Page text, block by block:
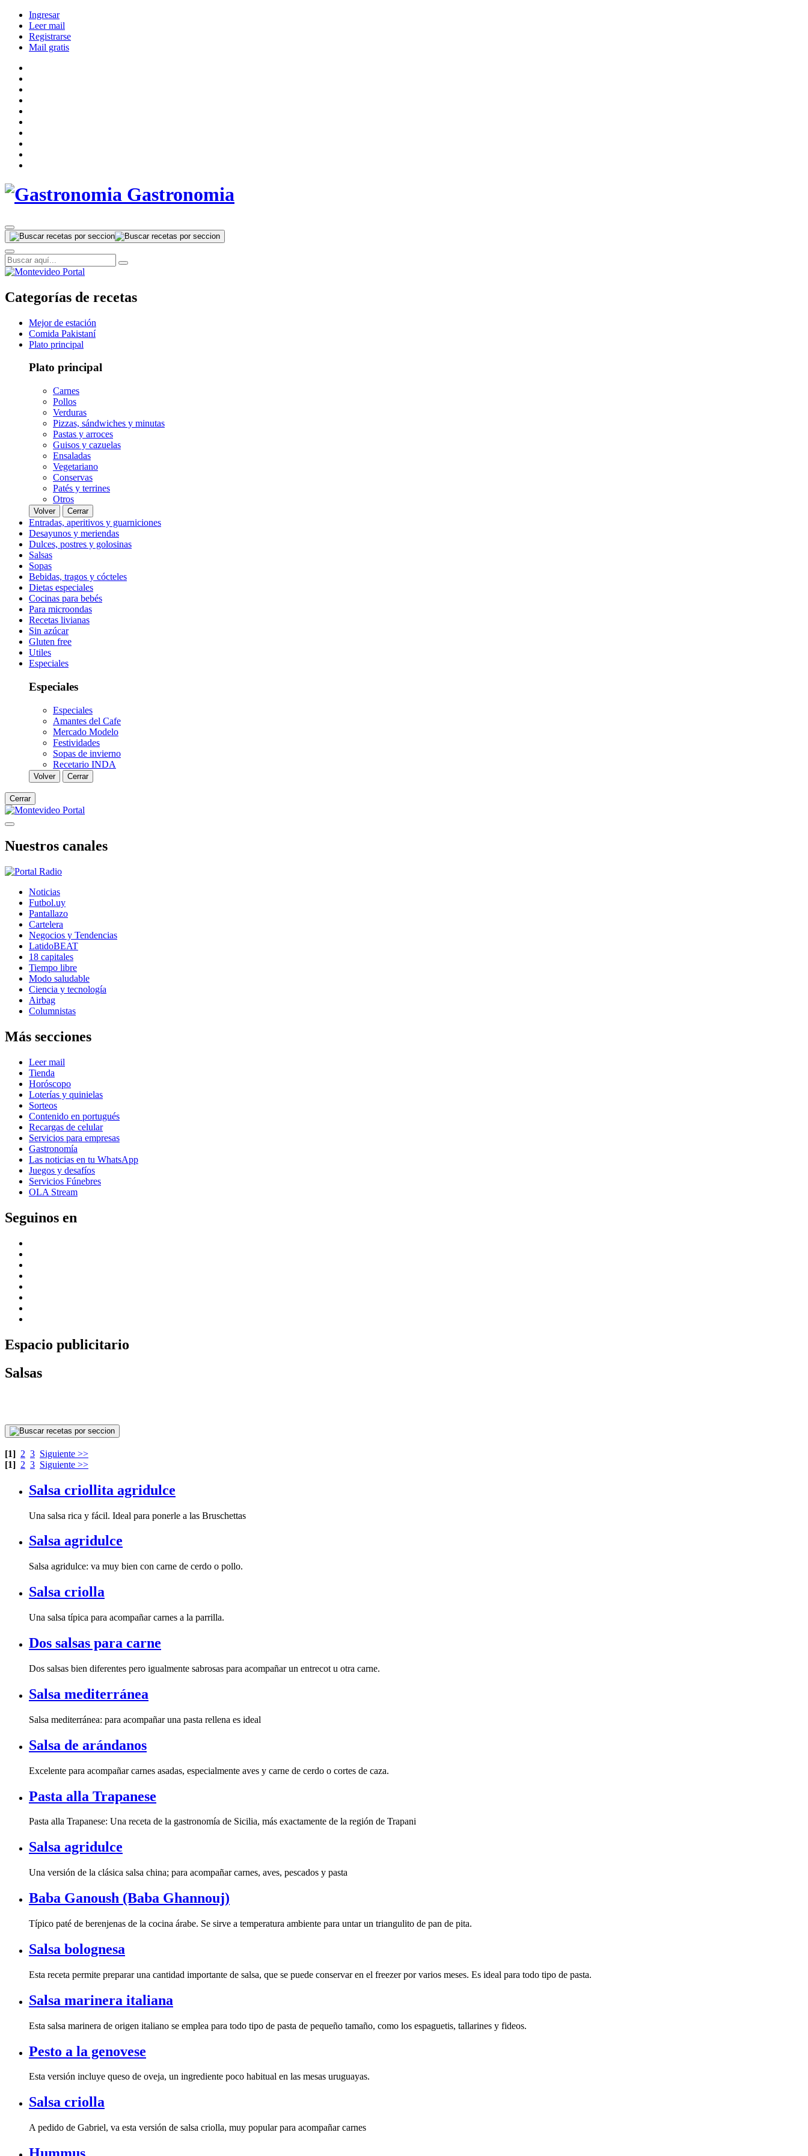
Ingresar
Leer mail
Registrarse
Mail gratis
Gastronomia
Categorías de recetas
Mejor de estación
Comida Pakistaní
Plato principal
Plato principal
Carnes
Pollos
Verduras
Pizzas, sándwiches y minutas
Pastas y arroces
Guisos y cazuelas
Ensaladas
Vegetariano
Conservas
Patés y terrines
Otros
Volver Cerrar
Entradas, aperitivos y guarniciones
Desayunos y meriendas
Dulces, postres y golosinas
Salsas
Sopas
Bebidas, tragos y cócteles
Dietas especiales
Cocinas para bebés
Para microondas
Recetas livianas
Sin azúcar
Gluten free
Utiles
Especiales
Especiales
Especiales
Amantes del Cafe
Mercado Modelo
Festividades
Sopas de invierno
Recetario INDA
Volver Cerrar
Cerrar
Nuestros canales
Noticias
Futbol.uy
Pantallazo
Cartelera
Negocios y Tendencias
LatidoBEAT
18 capitales
Tiempo libre
Modo saludable
Ciencia y tecnología
Airbag
Columnistas
Más secciones
Leer mail
Tienda
Horóscopo
Loterías y quinielas
Sorteos
Contenido en portugués
Recargas de celular
Servicios para empresas
Gastronomía
Las noticias en tu WhatsApp
Juegos y desafíos
Servicios Fúnebres
OLA Stream
Seguinos en
Espacio publicitario
Salsas
[1] 2 3 Siguiente >>
[1] 2 3 Siguiente >>
Salsa criollita agridulce
Una salsa rica y fácil. Ideal para ponerle a las Bruschettas
Salsa agridulce
Salsa agridulce: va muy bien con carne de cerdo o pollo.
Salsa criolla
Una salsa típica para acompañar carnes a la parrilla.
Dos salsas para carne
Dos salsas bien diferentes pero igualmente sabrosas para acompañar un entrecot u otra carne.
Salsa mediterránea
Salsa mediterránea: para acompañar una pasta rellena es ideal
Salsa de arándanos
Excelente para acompañar carnes asadas, especialmente aves y carne de cerdo o cortes de caza.
Pasta alla Trapanese
Pasta alla Trapanese: Una receta de la gastronomía de Sicilia, más exactamente de la región de Trapani
Salsa agridulce
Una versión de la clásica salsa china; para acompañar carnes, aves, pescados y pasta
Baba Ganoush (Baba Ghannouj)
Típico paté de berenjenas de la cocina árabe. Se sirve a temperatura ambiente para untar un triangulito de pan de pita.
Salsa bolognesa
Esta receta permite preparar una cantidad importante de salsa, que se puede conservar en el freezer por varios meses. Es ideal para todo tipo de pasta.
Salsa marinera italiana
Esta salsa marinera de origen italiano se emplea para todo tipo de pasta de pequeño tamaño, como los espaguetis, tallarines y fideos.
Pesto a la genovese
Esta versión incluye queso de oveja, un ingrediente poco habitual en las mesas uruguayas.
Salsa criolla
A pedido de Gabriel, va esta versión de salsa criolla, muy popular para acompañar carnes